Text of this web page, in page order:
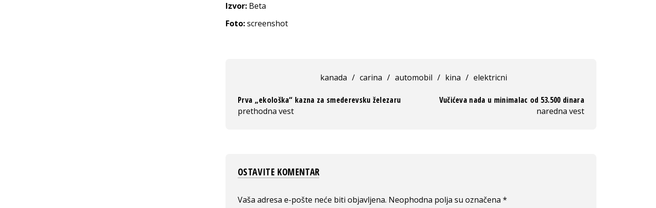
Izvor: Beta
Foto:screenshot
kanada / carina / automobil / kina / elektricni
Prva „ekološka“ kazna za smederevsku železaru
prethodna vest
Vučićeva nada u minimalac od 53.500 dinara
naredna vest
OSTAVITE KOMENTAR
Vaša adresa e-pošte neće biti objavljena. Neophodna polja su označena *